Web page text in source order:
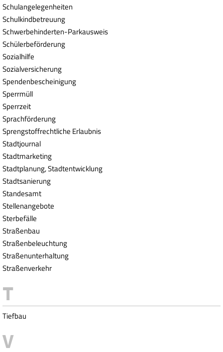
Schulangelegenheiten
Schulkindbetreuung
Schwerbehinderten-Parkausweis
Schülerbeförderung
Sozialhilfe
Sozialversicherung
Spendenbescheinigung
Sperrmüll
Sperrzeit
Sprachförderung
Sprengstoffrechtliche Erlaubnis
Stadtjournal
Stadtmarketing
Stadtplanung, Stadtentwicklung
Stadtsanierung
Standesamt
Stellenangebote
Sterbefälle
Straßenbau
Straßenbeleuchtung
Straßenunterhaltung
Straßenverkehr
Tiefbau